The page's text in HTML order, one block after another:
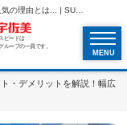
SUV の特徴とメリット・デメリットを解説！幅広い世代に人気の理由とは... | SUVといえばグッドスピードGOOD SPEED
ピードは
ループの一員です。
MENU
・デメリットを解説！幅広